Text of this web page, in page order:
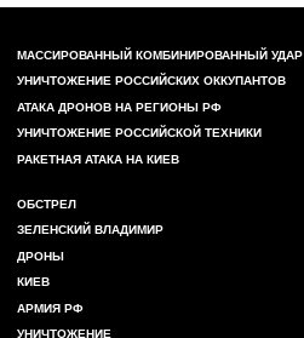
МАССИРОВАННЫЙ КОМБИНИРОВАННЫЙ УДАР
УНИЧТОЖЕНИЕ РОССИЙСКИХ ОККУПАНТОВ
АТАКА ДРОНОВ НА РЕГИОНЫ РФ
УНИЧТОЖЕНИЕ РОССИЙСКОЙ ТЕХНИКИ
РАКЕТНАЯ АТАКА НА КИЕВ
ОБСТРЕЛ
ЗЕЛЕНСКИЙ ВЛАДИМИР
ДРОНЫ
КИЕВ
АРМИЯ РФ
УНИЧТОЖЕНИЕ